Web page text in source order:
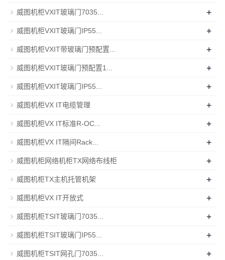
威图机柜VXIT玻璃门7035... +
威图机柜VXIT玻璃门IP55... +
威图机柜VXIT带玻璃门预配置... +
威图机柜VXIT玻璃门预配置1... +
威图机柜VXIT玻璃门IP55... +
威图机柜VX IT电缆管理 +
威图机柜VX IT标准R-OC... +
威图机柜VX IT隔间Rack... +
威图机柜网络机柜TX网络布线柜 +
威图机柜TX主机托管机架 +
威图机柜VX IT开放式 +
威图机柜TSIT玻璃门7035... +
威图机柜TSIT玻璃门IP55... +
威图机柜TSIT网孔门7035... +